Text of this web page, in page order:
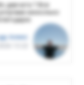
Алекс
девчата ? Все
несколько